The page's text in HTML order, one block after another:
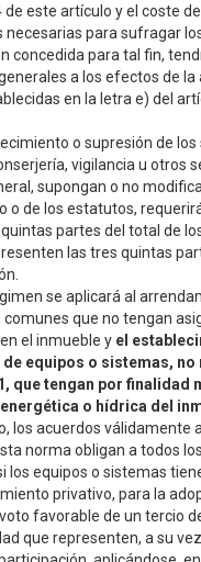
este artículo y el coste
necesarias para sufragar
concedida para tal fin,
a los efectos de la
en la letra e) del
o supresión de los
vigilancia u otros
supongan o no
o de los estatutos,
partes del total de
las tres quintas
se aplicará al
que no tengan
el inmueble y el
equipos o sistemas, no
que tengan por finalidad
o hídrica del
los acuerdos válidamente
norma obligan a todos
los equipos o sistemas
privativo, para la
favorable de un tercio
que representen, a su